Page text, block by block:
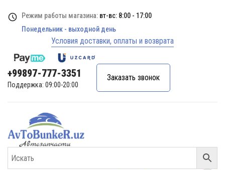
Режим работы магазина: вт-вс: 8:00 - 17:00
Понедельник - выходной день
Условия доставки, оплаты и возврата
+99897-777-3351
Поддержка: 09:00-20:00
Заказать звонок